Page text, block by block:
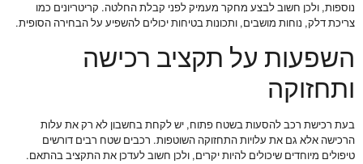
נוספות, ולכן חשוב לבצע מחקר מעמיק לפני קבלת החלטה. קריטריונים כמו
צריכת דלק, נוחות מושבים, ותכונות בטיחות יכולים להשפיע על הבחירה הסופית.
השפעות על תקציב רכישה
ותחזוקה
בעת רכישת רכב להסעות בשטח פתוח, יש לקחת בחשבון לא רק את עלות
הרכישה אלא גם את עלויות התחזוקה השוטפות. רכבים שטח רבים דורשים
טיפולים מיוחדים שיכולים להיות יקרים, ולכן חשוב לעדכן את התקציב בהתאם.